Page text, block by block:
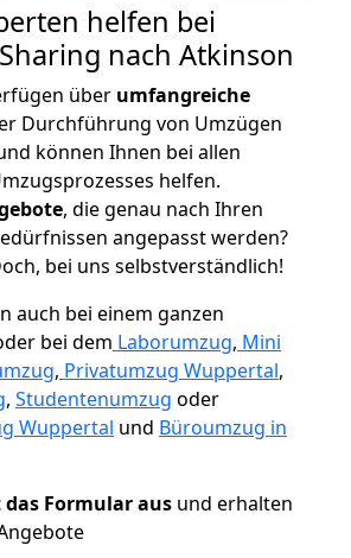
helfen bei
nach Atkinson
über umfangreiche
Durchführung von Umzügen
können Ihnen bei allen
helfen.
, die genau nach Ihren
angepasst werden?
bei uns selbstverständlich!
auch bei einem ganzen
bei dem Laborumzug, Mini
, Privatumzug Wuppertal,
, Studentenumzug oder
Wuppertal und Büroumzug in
das Formular aus und erhalten